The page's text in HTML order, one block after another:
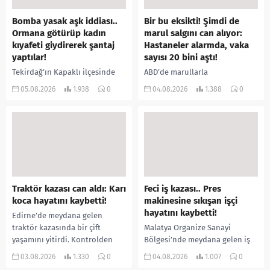
Bomba yasak aşk iddiası..
Ormana götürüp kadın
kıyafeti giydirerek şantaj
yaptılar!
Tekirdağ’ın Kapaklı ilçesinde
bir kişiyi, arkadaşının eşiyle
05.08.2026 1.938 0
Bir bu eksikti! Şimdi de
marul salgını can alıyor:
Hastaneler alarmda, vaka
sayısı 20 bini aştı!
ABD’de marullarla
ilişkilendirilen siklospora
04.08.2026 1.388 0
Traktör kazası can aldı: Karı
koca hayatını kaybetti!
Edirne’de meydana gelen
traktör kazasında bir çift
yaşamını yitirdi. Kontrolden
çıkarak devrilen traktörün
03.08.2026 1.330 0
Feci iş kazası.. Pres
makinesine sıkışan işçi
hayatını kaybetti!
Malatya Organize Sanayi
Bölgesi’nde meydana gelen iş
kazasında, pres makinesine
04.08.2026 1.007 0